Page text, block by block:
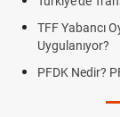
TFF Yabancı
Uygulanıyor?
PFDK Nedir?